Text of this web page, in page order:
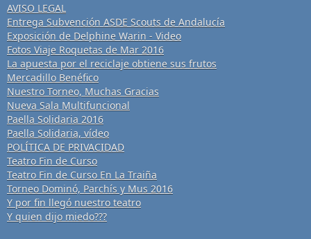
AVISO LEGAL
Entrega Subvención ASDE Scouts de Andalucía
Exposición de Delphine Warin - Video
Fotos Viaje Roquetas de Mar 2016
La apuesta por el reciclaje obtiene sus frutos
Mercadillo Benéfico
Nuestro Torneo, Muchas Gracias
Nueva Sala Multifuncional
Paella Solidaria 2016
Paella Solidaria, vídeo
POLÍTICA DE PRIVACIDAD
Teatro Fin de Curso
Teatro Fin de Curso En La Traiña
Torneo Dominó, Parchís y Mus 2016
Y por fin llegó nuestro teatro
Y quien dijo miedo???